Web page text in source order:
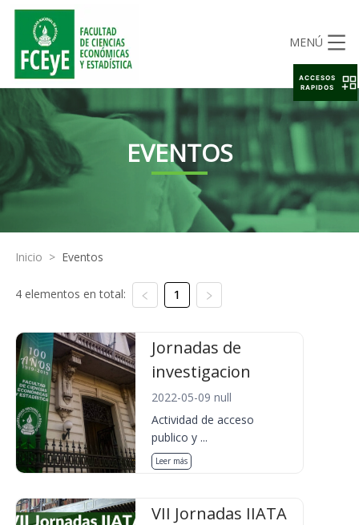
MENÚ
EVENTOS
Inicio > Eventos
4 elementos en total: 1
Jornadas de
investigacion
2022-05-09 null
Actividad de acceso
publico y ...
Leer más
VII Jornadas IIATA
ACCESOS
RAPIDOS